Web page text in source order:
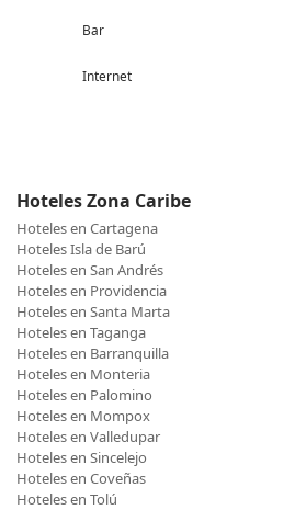
Bar
Internet
Hoteles Zona Caribe
Hoteles en Cartagena
Hoteles Isla de Barú
Hoteles en San Andrés
Hoteles en Providencia
Hoteles en Santa Marta
Hoteles en Taganga
Hoteles en Barranquilla
Hoteles en Monteria
Hoteles en Palomino
Hoteles en Mompox
Hoteles en Valledupar
Hoteles en Sincelejo
Hoteles en Coveñas
Hoteles en Tolú